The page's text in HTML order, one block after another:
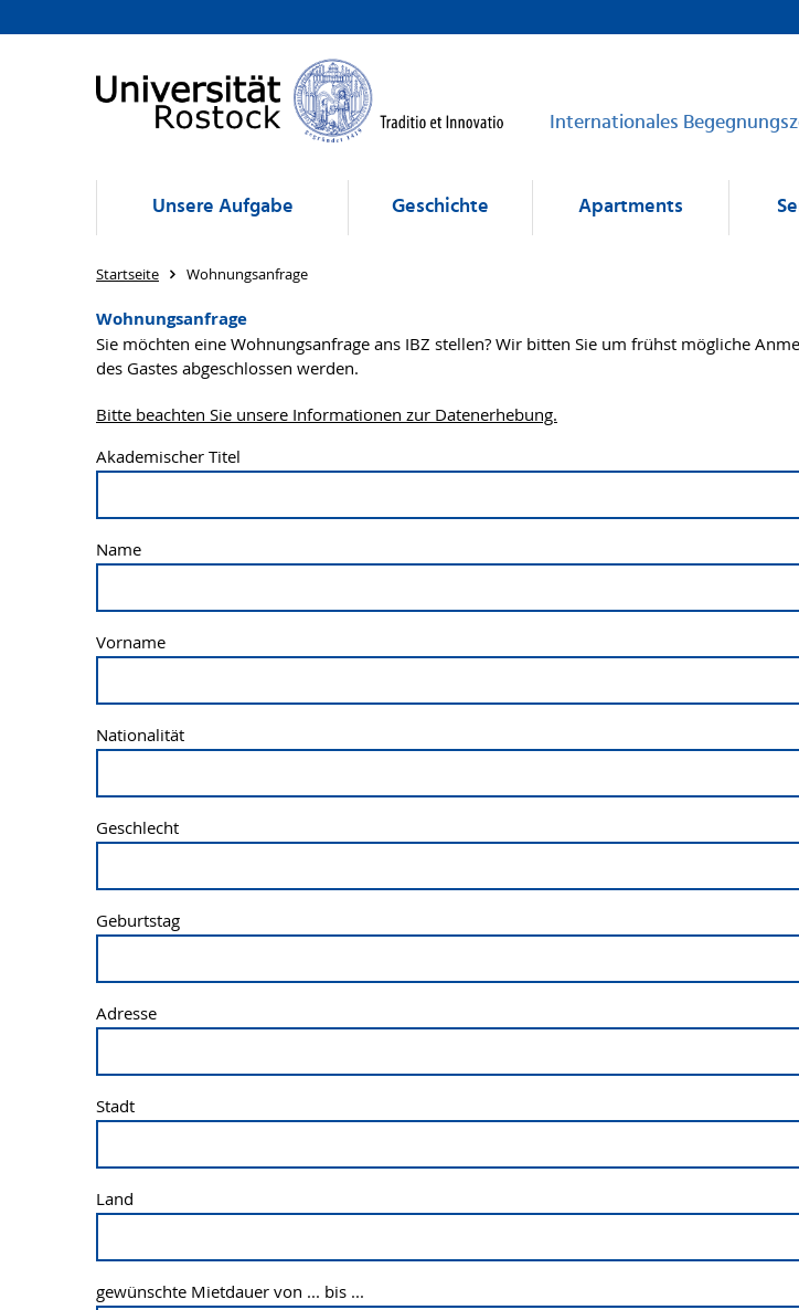
Internationales
Unsere Aufgabe Geschichte Apartments
Startseite Wohnungsanfrage
Wohnungsanfrage
Sie möchten eine Wohnungsanfrage ans IBZ stellen? Wir bitten Sie um frühst mögliche
des Gastes abgeschlossen werden.
Bitte beachten Sie unsere Informationen zur Datenerhebung.
Akademischer Titel
Name
Vorname
Nationalität
Geschlecht
Geburtstag
Adresse
Stadt
Land
gewünschte Mietdauer von ... bis ...